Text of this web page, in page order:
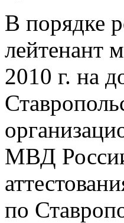
В порядке
лейтенант
2010 г. на
МВД России
по